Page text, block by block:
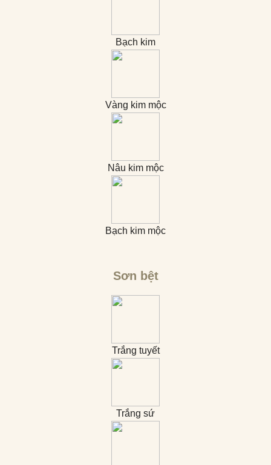
Bạch kim
Vàng kim mộc
Nâu kim mộc
Bạch kim mộc
Sơn bệt
Trắng tuyết
Trắng sứ